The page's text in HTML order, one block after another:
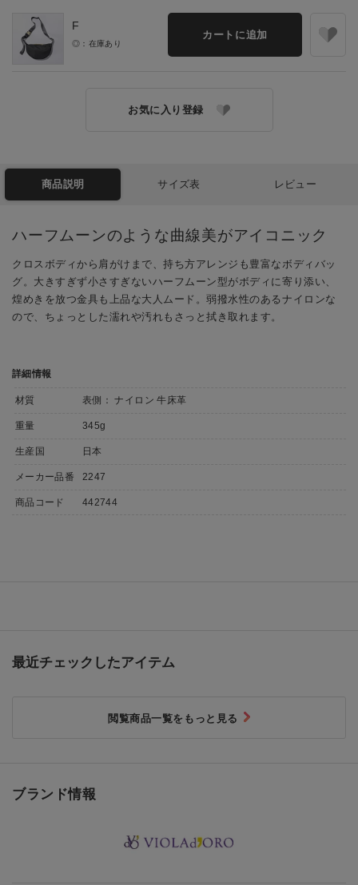
F
◎：在庫あり
カートに追加
お気に入り登録
商品説明 サイズ表 レビュー
ハーフムーンのような曲線美がアイコニック
クロスボディから肩がけまで、持ち方アレンジも豊富なボディバッ
グ。大きすぎず小さすぎないハーフムーン型がボディに寄り添い、
煌めきを放つ金具も上品な大人ムード。弱撥水性のあるナイロンな
ので、ちょっとした濡れや汚れもさっと拭き取れます。
詳細情報
材質 表側： ナイロン 牛床革
重量 345g
生産国 日本
メーカー品番 2247
商品コード 442744
ブランド情報
最近チェックしたアイテム
閲覧商品一覧をもっと見る